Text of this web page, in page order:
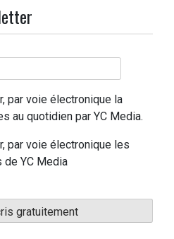
par voie électronique la
au quotidien par YC Media.
par voie électronique les
YC Media